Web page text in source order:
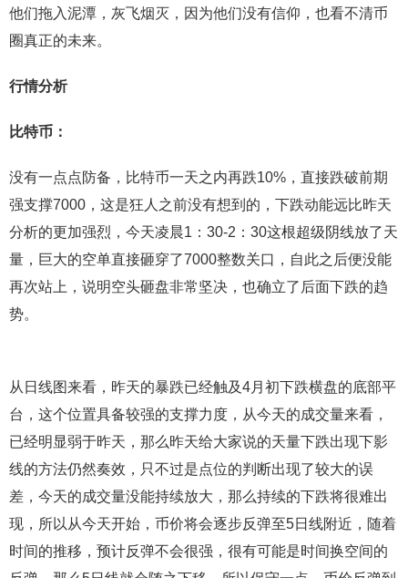
他们拖入泥潭，灰飞烟灭，因为他们没有信仰，也看不清币
圈真正的未来。
行情分析
比特币：
没有一点点防备，比特币一天之内再跌10%，直接跌破前期
强支撑7000，这是狂人之前没有想到的，下跌动能远比昨天
分析的更加强烈，今天凌晨1：30-2：30这根超级阴线放了天
量，巨大的空单直接砸穿了7000整数关口，自此之后便没能
再次站上，说明空头砸盘非常坚决，也确立了后面下跌的趋
势。
从日线图来看，昨天的暴跌已经触及4月初下跌横盘的底部平
台，这个位置具备较强的支撑力度，从今天的成交量来看，
已经明显弱于昨天，那么昨天给大家说的天量下跌出现下影
线的方法仍然奏效，只不过是点位的判断出现了较大的误
差，今天的成交量没能持续放大，那么持续的下跌将很难出
现，所以从今天开始，币价将会逐步反弹至5日线附近，随着
时间的推移，预计反弹不会很强，很有可能是时间换空间的